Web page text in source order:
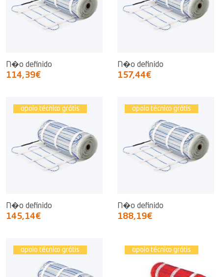
N�o definido
114,39€
N�o definido
157,44€
apoio técnico grátis
N�o definido
145,14€
apoio técnico grátis
N�o definido
188,19€
apoio técnico grátis apoio técnico grátis